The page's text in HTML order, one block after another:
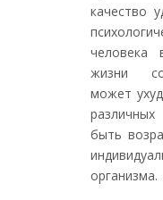
качество
жизни
может
быть
организма.